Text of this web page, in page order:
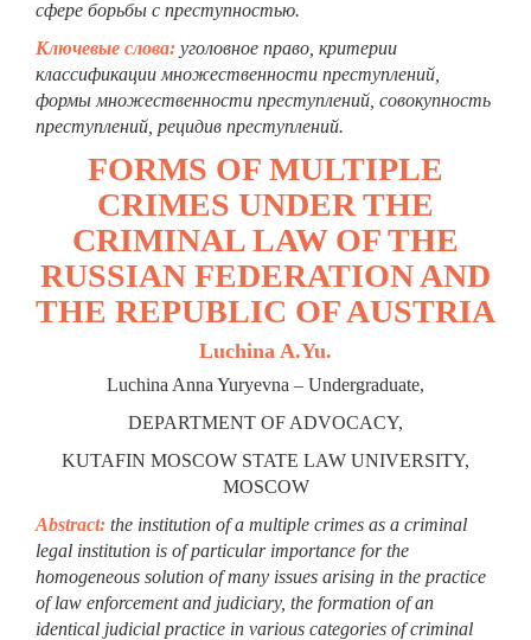
сфере борьбы с преступностью.
Ключевые слова: уголовное право, критерии
классификации множественности преступлений,
формы множественности преступлений, совокупность
преступлений, рецидив преступлений.
FORMS OF MULTIPLE
CRIMES UNDER THE
CRIMINAL LAW OF THE
RUSSIAN FEDERATION AND
THE REPUBLIC OF AUSTRIA
Luchina A.Yu.
Luchina Anna Yuryevna – Undergraduate,
DEPARTMENT OF ADVOCACY,
KUTAFIN MOSCOW STATE LAW UNIVERSITY,
MOSCOW
Abstract: the institution of a multiple crimes as a criminal
legal institution is of particular importance for the
homogeneous solution of many issues arising in the practice
of law enforcement and judiciary, the formation of an
identical judicial practice in various categories of criminal